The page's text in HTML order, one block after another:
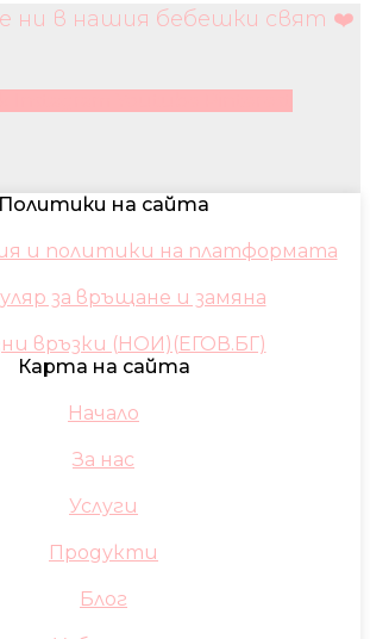
ни в нашия бебешки свят ❤️
Политики на сайта
и политики на платформата
за връщане и замяна
връзки (НОИ)(ЕГОВ.БГ)
Карта на сайта
Начало
За нас
Услуги
Продукти
Блог